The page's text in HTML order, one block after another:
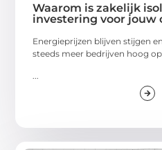
Waarom is zakelijk
investering voor jouw
Energieprijzen blijven stijgen
steeds meer bedrijven hoog
...